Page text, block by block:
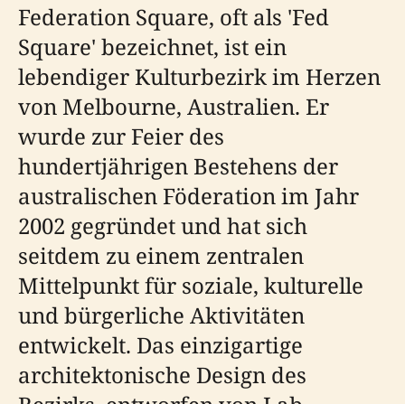
Federation Square, oft als 'Fed
Square' bezeichnet, ist ein
lebendiger Kulturbezirk im Herzen
von Melbourne, Australien. Er
wurde zur Feier des
hundertjährigen Bestehens der
australischen Föderation im Jahr
2002 gegründet und hat sich
seitdem zu einem zentralen
Mittelpunkt für soziale, kulturelle
und bürgerliche Aktivitäten
entwickelt. Das einzigartige
architektonische Design des